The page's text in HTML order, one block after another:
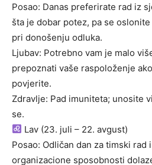
Posao: Danas preferirate rad iz
šta je dobar potez, pa se
pri donošenju odluka.
Ljubav: Potrebno vam je malo
prepoznati vaše raspoloženje
povjerite.
Zdravlje: Pad imuniteta; unosite
se.
Lav (23. juli – 22. avgust)
Posao: Odličan dan za timski rad
organizacione sposobnosti